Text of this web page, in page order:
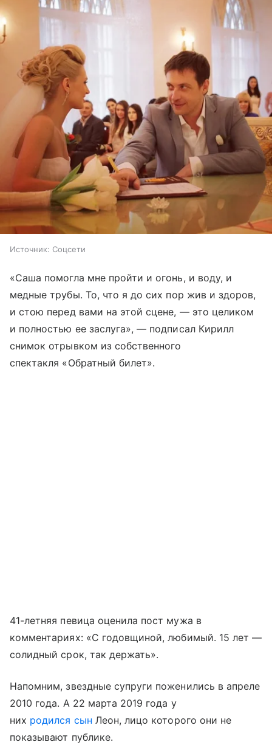
Источник: Соцсети
«Саша помогла мне пройти и огонь, и воду, и
медные трубы. То, что я до сих пор жив и здоров,
и стою перед вами на этой сцене, — это целиком
и полностью ее заслуга», — подписал Кирилл
снимок отрывком из собственного
спектакля «Обратный билет».
41-летняя певица оценила пост мужа в
комментариях: «С годовщиной, любимый. 15 лет —
солидный срок, так держать».
Напомним, звездные супруги поженились в апреле
2010 года. А 22 марта 2019 года у
них родился сын Леон, лицо которого они не
показывают публике.